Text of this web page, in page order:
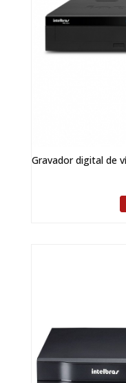
Gravador digital de